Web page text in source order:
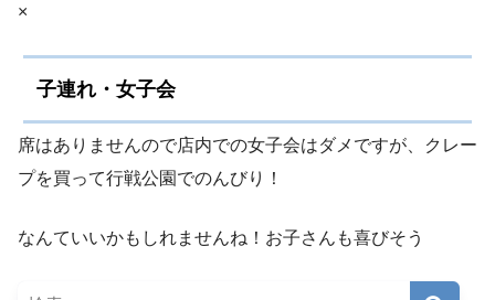
×
子連れ・女子会
席はありませんので店内での女子会はダメですが、クレー
プを買って行戦公園でのんびり！
なんていいかもしれませんね！お子さんも喜びそう